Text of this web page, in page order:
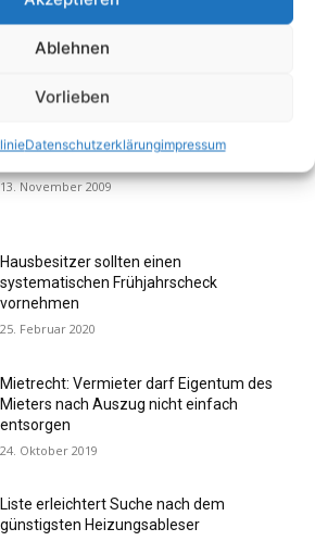
Ablehnen
Vorlieben
Datenschutzerklärungimpressum
(7 TAGE)
FOTOGALERIE: Einrichtung – Die
13. November 2009
Hausbesitzer sollten einen
systematischen Frühjahrscheck
vornehmen
25. Februar 2020
Mietrecht: Vermieter darf Eigentum des
Mieters nach Auszug nicht einfach
entsorgen
24. Oktober 2019
Liste erleichtert Suche nach dem
günstigsten Heizungsableser